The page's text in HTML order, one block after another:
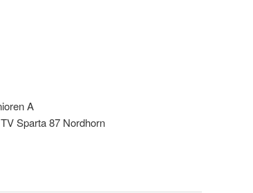
A
Sparta 87 Nordhorn